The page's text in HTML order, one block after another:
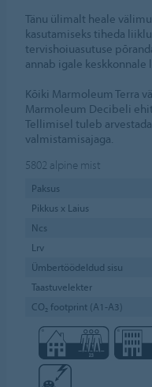
Tänu ülimalt heale
kasutamiseks tiheda
tervishoiuasutuse
annab igale
Kõiki Marmoleum Terra
Marmoleum Decibeli
Tellimisel tuleb
valmistamisajaga.
5802 alpine mist
Paksus
Pikkus x Laius
Ncs
Lrv
Ümbertöödeldud sisu
Taastuvelekter
CO₂ footprint (A1-A3)